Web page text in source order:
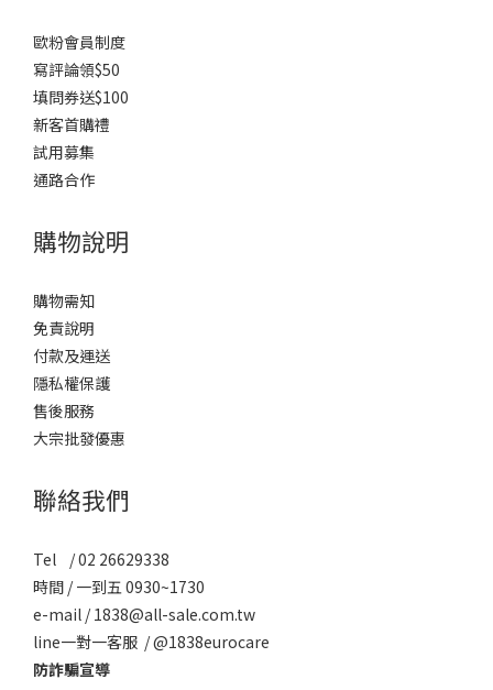
歐粉會員制度
寫評論領$50
填問券送$100
新客首購禮
試用募集
通路合作
購物說明
購物需知
免責說明
付款及運送
隱私權保護
售後服務
大宗批發優惠
聯絡我們
Tel / 02 26629338
時間 / 一到五 0930~1730
e-mail / 1838@all-sale.com.tw
line一對一客服 / @1838eurocare
防詐騙宣導